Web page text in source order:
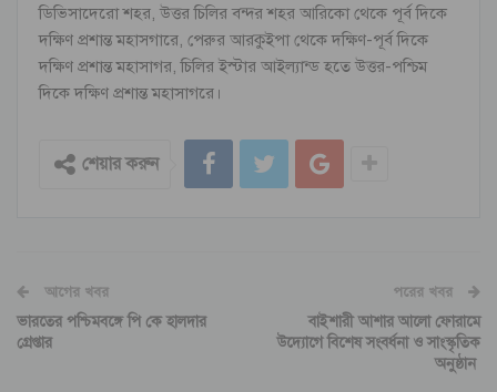
ডিভিসাদেরো শহর, উত্তর চিলির বন্দর শহর আরিকো থেকে পূর্ব দিকে
দক্ষিণ প্রশান্ত মহাসগারে, পেরুর আরকুইপা থেকে দক্ষিণ-পূর্ব দিকে
দক্ষিণ প্রশান্ত মহাসাগর, চিলির ইস্টার আইল্যান্ড হতে উত্তর-পশ্চিম
দিকে দক্ষিণ প্রশান্ত মহাসাগরে।
শেয়ার করুন
আগের খবর
ভারতের পশ্চিমবঙ্গে পি কে হালদার
গ্রেপ্তার
পরের খবর
বাইশারী আশার আলো ফোরামে
উদ্যোগে বিশেষ সংবর্ধনা ও সাংস্কৃতিক
অনুষ্ঠান